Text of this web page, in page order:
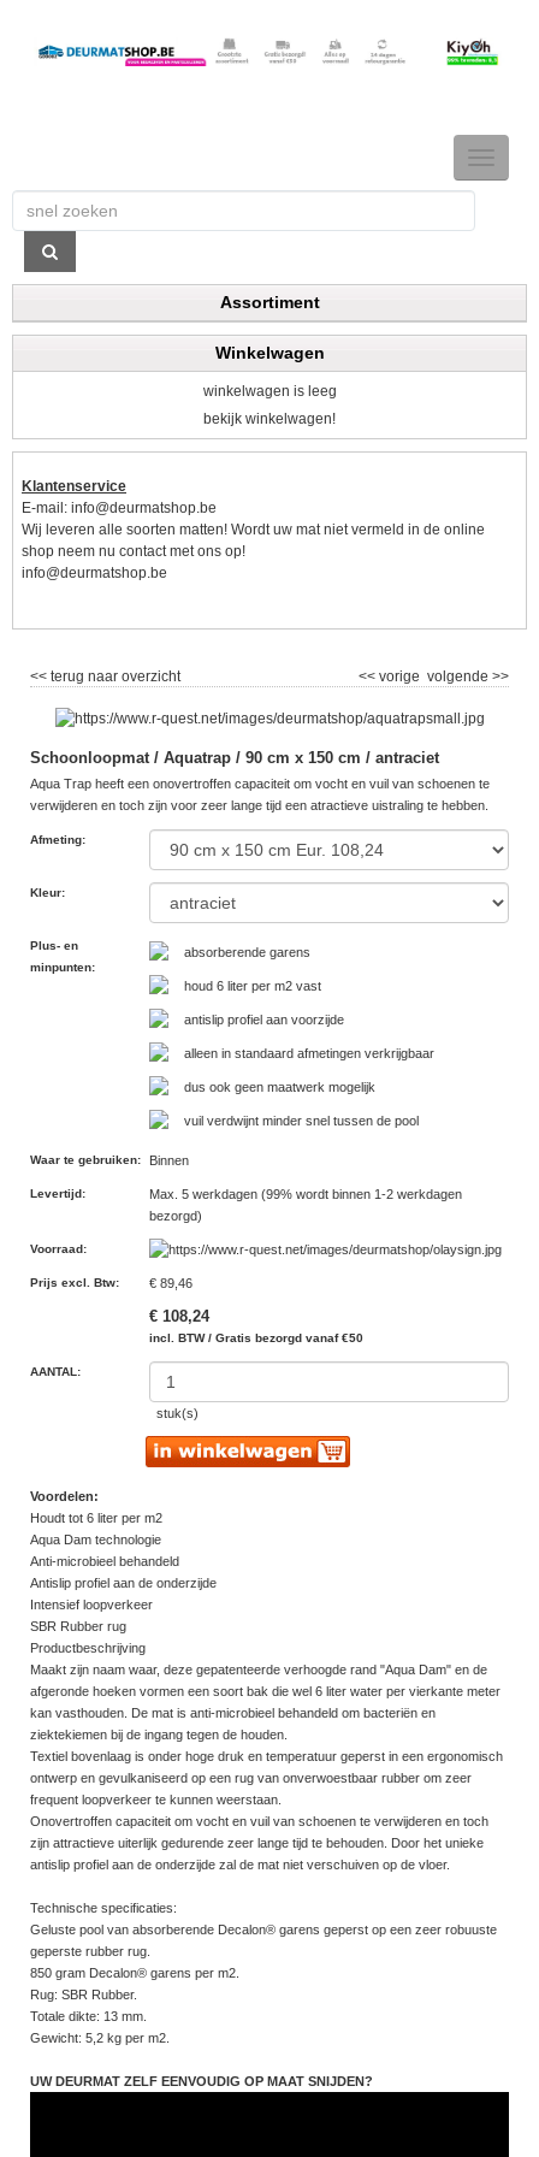
TOGGLE
Assortiment
Winkelwagen
winkelwagen is leeg
bekijk winkelwagen!
Klantenservice
E-mail: info@deurmatshop.be
Wij leveren alle soorten matten! Wordt uw mat niet vermeld in de online
shop neem nu contact met ons op!
info@deurmatshop.be
<< terug naar overzicht volgende >>
<< vorige
Schoonloopmat / Aquatrap / 90 cm x 150 cm / antraciet
Aqua Trap heeft een onovertroffen capaciteit om vocht en vuil van schoenen te
verwijderen en toch zijn voor zeer lange tijd een atractieve uistraling te hebben.
Afmeting:
Kleur:
Plus- en
minpunten:
absorberende garens
houd 6 liter per m2 vast
antislip profiel aan voorzijde
alleen in standaard afmetingen verkrijgbaar
dus ook geen maatwerk mogelijk
vuil verdwijnt minder snel tussen de pool
Waar te gebruiken: Binnen
Levertijd :
Max. 5 werkdagen (99% wordt binnen 1-2 werkdagen
bezorgd)
Voorraad :
Prijs excl. Btw: € 89,46
€ 108,24
incl. BTW / Gratis bezorgd vanaf €50
AANTAL:
stuk(s)
Voordelen:
Houdt tot 6 liter per m2
Aqua Dam technologie
Anti-microbieel behandeld
Antislip profiel aan de onderzijde
Intensief loopverkeer
SBR Rubber rug
Productbeschrijving
Maakt zijn naam waar, deze gepatenteerde verhoogde rand "Aqua Dam" en de
afgeronde hoeken vormen een soort bak die wel 6 liter water per vierkante meter
kan vasthouden. De mat is anti-microbieel behandeld om bacteriën en
ziektekiemen bij de ingang tegen de houden.
Textiel bovenlaag is onder hoge druk en temperatuur geperst in een ergonomisch
ontwerp en gevulkaniseerd op een rug van onverwoestbaar rubber om zeer
frequent loopverkeer te kunnen weerstaan.
Onovertroffen capaciteit om vocht en vuil van schoenen te verwijderen en toch
zijn attractieve uiterlijk gedurende zeer lange tijd te behouden. Door het unieke
antislip profiel aan de onderzijde zal de mat niet verschuiven op de vloer.
Technische specificaties:
Geluste pool van absorberende Decalon® garens geperst op een zeer robuuste
geperste rubber rug.
850 gram Decalon® garens per m2.
Rug: SBR Rubber.
Totale dikte: 13 mm.
Gewicht: 5,2 kg per m2.
UW DEURMAT ZELF EENVOUDIG OP MAAT SNIJDEN?